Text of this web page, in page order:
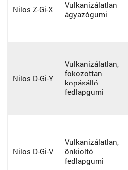
Nilos Z-Gi-X
Vulkanizálatlan
ágyazógumi
Nilos D-Gi-Y
Vulkanizálatlan,
fokozottan
kopásálló
fedlapgumi
Nilos D-Gi-V
Vulkanizálatlan,
önkioltó
fedlapgumi